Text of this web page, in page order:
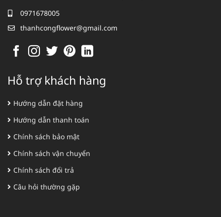
0971678005
thanhcongflower@gmail.com
Hỗ trợ khách hàng
Hướng dẫn đặt hàng
Hướng dẫn thanh toán
Chính sách bảo mật
Chính sách vận chuyển
Chính sách đổi trả
Câu hỏi thường gặp